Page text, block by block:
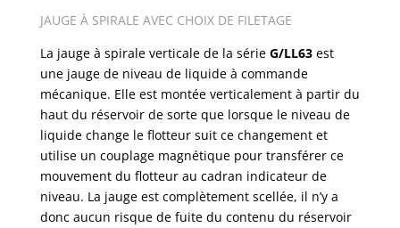
JAUGE À SPIRALE AVEC CHOIX DE FILETAGE
La jauge à spirale verticale de la série G/LL63est
une jauge de niveau de liquide à commande
mécanique. Elle est montée verticalement à partir du
haut du réservoir de sorte que lorsque le niveau de
liquide change le flotteur suit ce changement et
utilise un couplage magnétique pour transférer ce
mouvement du flotteur au cadran indicateur de
niveau. La jauge est complètement scellée, il n’y a
donc aucun risque de fuite du contenu du réservoir